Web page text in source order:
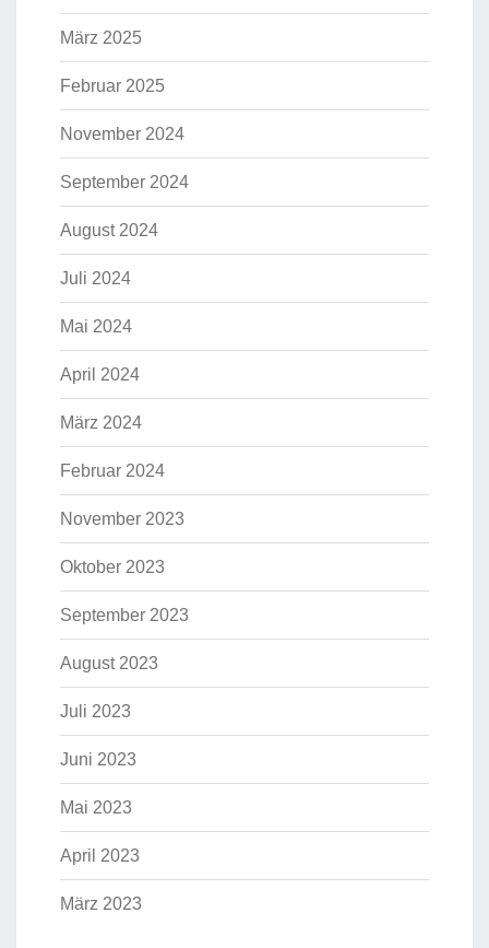
März 2025
Februar 2025
November 2024
September 2024
August 2024
Juli 2024
Mai 2024
April 2024
März 2024
Februar 2024
November 2023
Oktober 2023
September 2023
August 2023
Juli 2023
Juni 2023
Mai 2023
April 2023
März 2023